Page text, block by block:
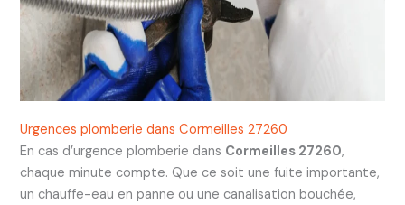
Urgences plomberie dans Cormeilles 27260
En cas d’urgence plomberie dans Cormeilles 27260,
chaque minute compte. Que ce soit une fuite importante,
un chauffe-eau en panne ou une canalisation bouchée,